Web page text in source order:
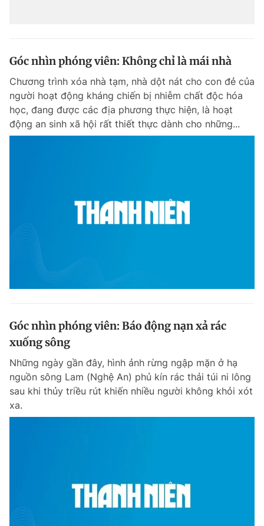
Góc nhìn phóng viên: Không chỉ là mái nhà
Chương trình xóa nhà tạm, nhà dột nát cho con đẻ của
người hoạt động kháng chiến bị nhiễm chất độc hóa
học, đang được các địa phương thực hiện, là hoạt
động an sinh xã hội rất thiết thực dành cho những...
Góc nhìn phóng viên: Báo động nạn xả rác
xuống sông
Những ngày gần đây, hình ảnh rừng ngập mặn ở hạ
nguồn sông Lam (Nghệ An) phủ kín rác thải túi ni lông
sau khi thủy triều rút khiến nhiều người không khỏi xót
xa.